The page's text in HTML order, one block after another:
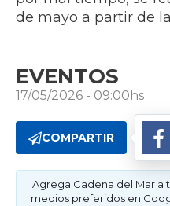
de mayo a partir de
EVENTOS
17/05/2026 - 09:00hs
COMPARTIR
Agrega Cadena del Mar a
medios preferidos en